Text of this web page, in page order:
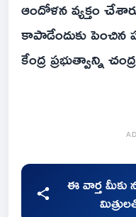
ఆందోళన వ్యక్తం
కాపాడేందుకు పెంచిన
కేంద్ర ప్రభుత్వాన్ని
ఈ వార్త మీకు